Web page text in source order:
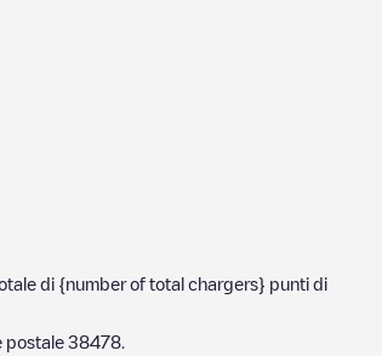
di {number of total chargers} punti di
postale 38478